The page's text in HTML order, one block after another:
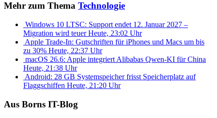
Mehr zum Thema Technologie
Windows 10 LTSC: Support endet 12. Januar 2027 –
Migration wird teuer Heute, 23:02 Uhr
Apple Trade-In: Gutschriften für iPhones und Macs um bis
zu 30% Heute, 22:37 Uhr
macOS 26.6: Apple integriert Alibabas Qwen-KI für China
Heute, 21:38 Uhr
Android: 28 GB Systemspeicher frisst Speicherplatz auf
Flaggschiffen Heute, 21:20 Uhr
Aus Borns IT-Blog